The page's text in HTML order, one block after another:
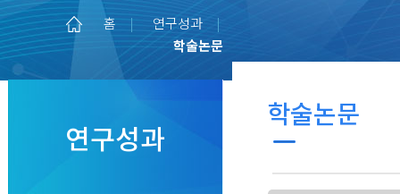
연구성과
홈 | 연구성과
|
학술논문
학술논문